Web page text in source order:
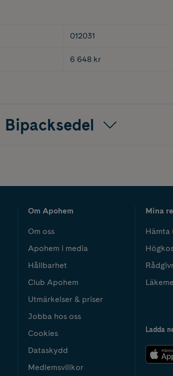
012031
6 648 kr
Bipacksedel
Om Apohem
Om oss
Apohem i media
Hållbarhet
Club Apohem
Utmärkelser & priser
Jobba hos oss
Cookies
Dataskydd
Medlemsvillkor
Mina
Hämta
Ladda